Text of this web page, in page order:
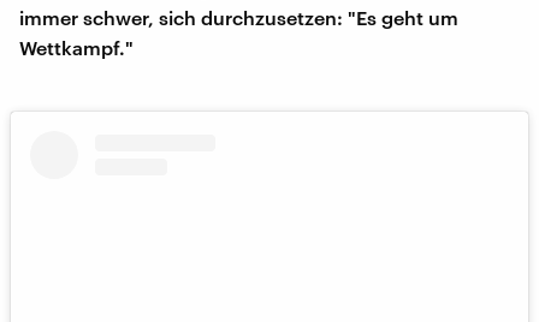
immer schwer, sich durchzusetzen: "Es geht um
Wettkampf."